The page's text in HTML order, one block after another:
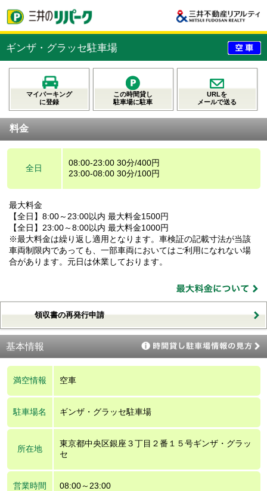
ギンザ・グラッセ駐車場
マイパーキング
に登録
この時間貸し
駐車場に駐車
URLを
メールで送る
料金
全日
08:00-23:00 30分/400円
23:00-08:00 30分/100円
最大料金
【全日】8:00～23:00以内 最大料金1500円
【全日】23:00～8:00以内 最大料金1000円
※最大料金は繰り返し適用となります。車検証の記載寸法が当該
車両制限内であっても、一部車両においてはご利用になれない場
合があります。元日は休業しております。
領収書の再発行申請
基本情報
満空情報 空車
駐車場名 ギンザ・グラッセ駐車場
所在地
東京都中央区銀座３丁目２番１５号ギンザ・グラッ
セ
営業時間 08:00～23:00